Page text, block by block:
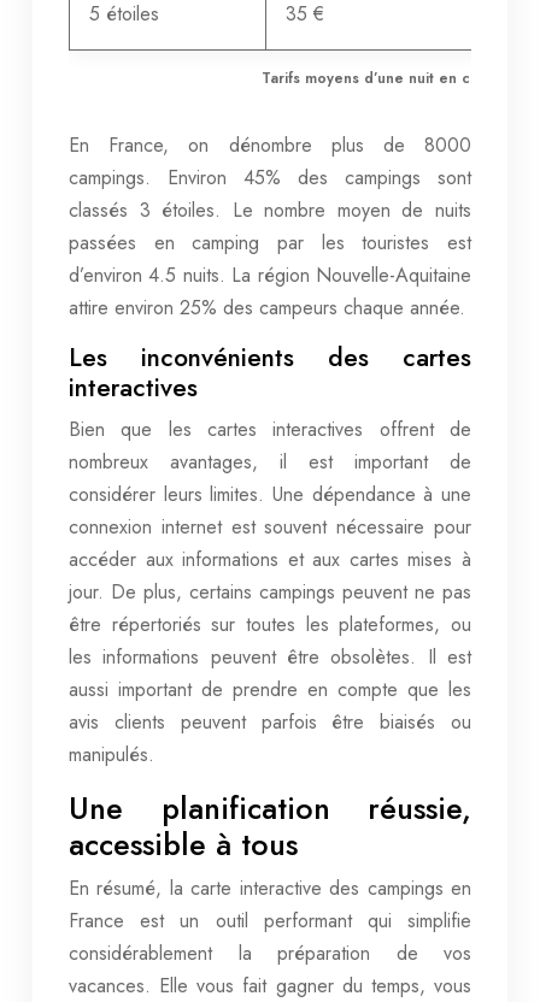
Tarifs moyens d’une nuit en camping
5 étoiles 35 €
En France, on dénombre plus de 8000
campings. Environ 45% des campings sont
classés 3 étoiles. Le nombre moyen de nuits
passées en camping par les touristes est
d’environ 4.5 nuits. La région Nouvelle-Aquitaine
attire environ 25% des campeurs chaque année.
Les inconvénients des cartes
interactives
Bien que les cartes interactives offrent de
nombreux avantages, il est important de
considérer leurs limites. Une dépendance à une
connexion internet est souvent nécessaire pour
accéder aux informations et aux cartes mises à
jour. De plus, certains campings peuvent ne pas
être répertoriés sur toutes les plateformes, ou
les informations peuvent être obsolètes. Il est
aussi important de prendre en compte que les
avis clients peuvent parfois être biaisés ou
manipulés.
Une planification réussie,
accessible à tous
En résumé, la carte interactive des campings en
France est un outil performant qui simplifie
considérablement la préparation de vos
vacances. Elle vous fait gagner du temps, vous